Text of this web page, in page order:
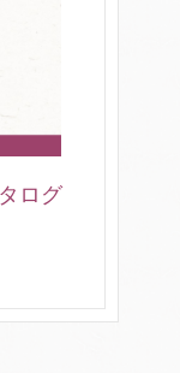
ログ